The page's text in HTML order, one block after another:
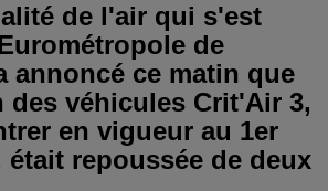
de l'air qui s'est
de
annoncé ce matin que
véhicules Crit'Air 3,
en vigueur au 1er
était repoussée de deux